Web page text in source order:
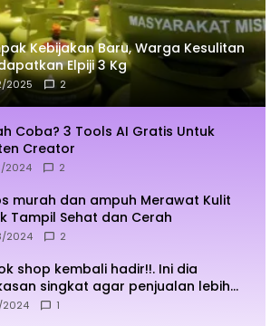
Kebijakan Baru, Warga Kesulitan
Elpiji 3 Kg
2025 2
Coba? 3 Tools AI Gratis Untuk
Creator
2024 2
murah dan ampuh Merawat Kulit
Tampil Sehat dan Cerah
2024 2
shop kembali hadir!!. Ini dia
singkat agar penjualan lebih
2024 1